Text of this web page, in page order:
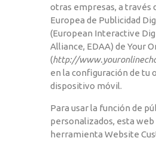
otras empresas, a través
Europea de Publicidad
(European Interactive
Alliance, EDAA) de Your
(http://
en la configuración de tu
dispositivo móvil.
Para usar la función de
personalizados, esta
herramienta Website